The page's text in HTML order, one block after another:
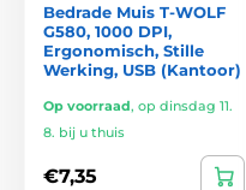
Bedrade Muis T-WOLF
G580, 1000 DPI,
Ergonomisch, Stille
Werking, USB (Kantoor)
Op voorraad, op dinsdag 11.
8. bij u thuis
€7,35